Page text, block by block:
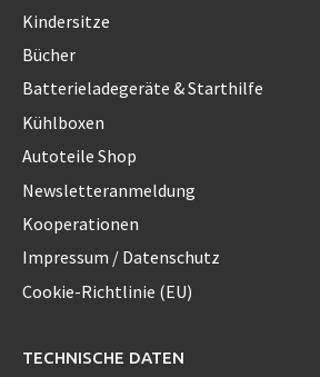
Kindersitze
Bücher
Batterieladegeräte & Starthilfe
Kühlboxen
Autoteile Shop
Newsletteranmeldung
Kooperationen
Impressum / Datenschutz
Cookie-Richtlinie (EU)
TECHNISCHE DATEN